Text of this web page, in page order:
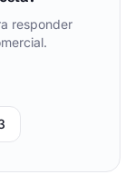
responder